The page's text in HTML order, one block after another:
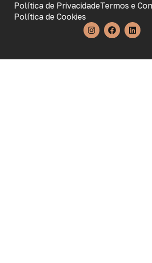
Política de PrivacidadeTermos e
Política de Cookies